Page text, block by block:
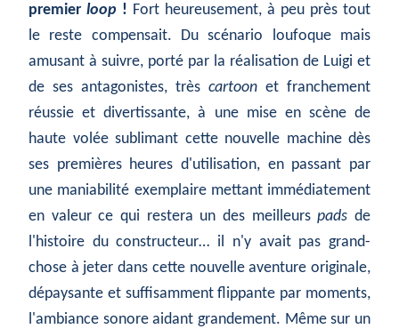
premier loop ! Fort heureusement, à peu près tout
le reste compensait. Du scénario loufoque mais
amusant à suivre, porté par la réalisation de Luigi et
de ses antagonistes, très cartoon et franchement
réussie et divertissante, à une mise en scène de
haute volée sublimant cette nouvelle machine dès
ses premières heures d'utilisation, en passant par
une maniabilité exemplaire mettant immédiatement
en valeur ce qui restera un des meilleurspads de
l'histoire du constructeur… il n'y avait pas grand-
chose à jeter dans cette nouvelle aventure originale,
dépaysante et suffisamment flippante par moments,
l'ambiance sonore aidant grandement. Même sur un